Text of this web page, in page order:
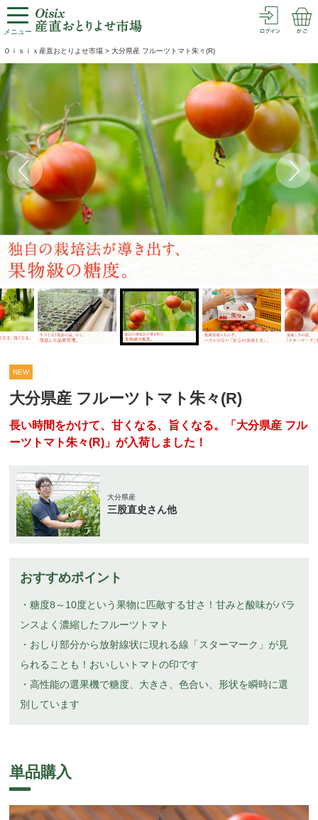
メニュー
Ｏｉｓｉｘ産直おとりよせ市場 > 大分県産 フルーツトマト朱々(R)
NEW
大分県産 フルーツトマト朱々(R)
長い時間をかけて、甘くなる、旨くなる。「大分県産 フル
ーツトマト朱々(R)」が入荷しました！
大分県産
三股直史さん他
おすすめポイント
・糖度8～10度という果物に匹敵する甘さ！甘みと酸味がバラ
ンスよく濃縮したフルーツトマト
・おしり部分から放射線状に現れる線「スターマーク」が見
られることも！おいしいトマトの印です
・高性能の選果機で糖度、大きさ、色合い、形状を瞬時に選
別しています
単品購入